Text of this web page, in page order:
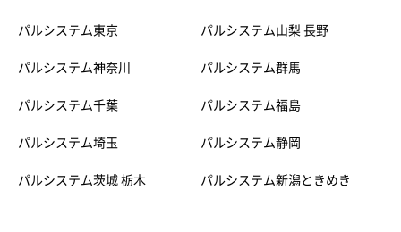
パルシステム東京
パルシステム神奈川
パルシステム千葉
パルシステム埼玉
パルシステム茨城 栃木
パルシステム山梨 長野
パルシステム群馬
パルシステム福島
パルシステム静岡
パルシステム新潟ときめき